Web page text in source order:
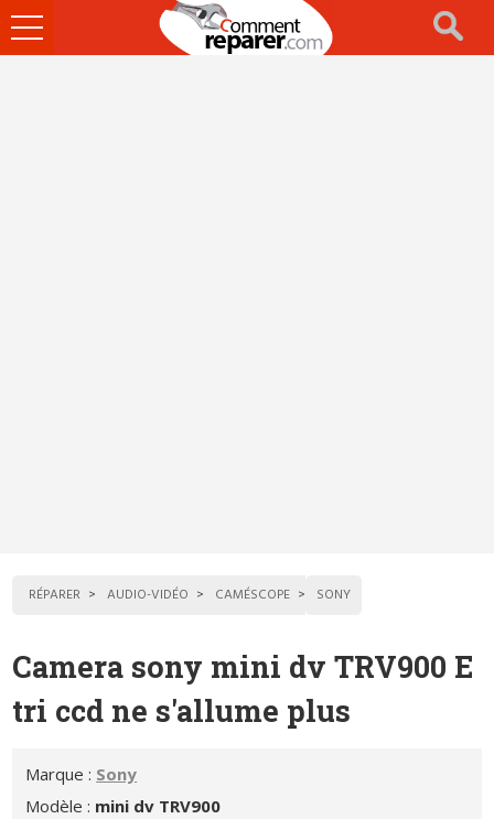
Ouvrir
le
RÉPARER AUDIO-VIDÉO CAMÉSCOPE SONY
Camera sony mini dv TRV900 E
tri ccd ne s'allume plus
Marque : Sony
Modèle : mini dv TRV900